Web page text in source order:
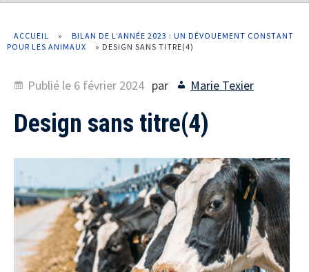
ACCUEIL »
BILAN DE L’ANNÉE 2023 : UN DÉVOUEMENT CONSTANT
POUR LES ANIMAUX
» DESIGN SANS TITRE(4)
Publié le 6 février 2024 par Marie Texier
Design sans titre(4)